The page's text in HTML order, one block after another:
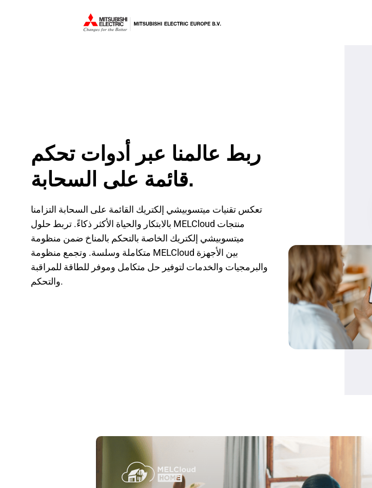
ربط عالمنا عبر أدوات تحكم
قائمة على السحابة.
تعكس تقنيات ميتسوبيشي إلكتريك القائمة على السحابة التزامنا
بالابتكار والحياة الأكثر ذكاءً. تربط حلول MELCloud منتجات
ميتسوبيشي إلكتريك الخاصة بالتحكم بالمناخ ضمن منظومة
متكاملة وسلسة. وتجمع منظومة MELCloud بين الأجهزة
والبرمجيات والخدمات لتوفير حل متكامل وموفر للطاقة للمراقبة
والتحكم.